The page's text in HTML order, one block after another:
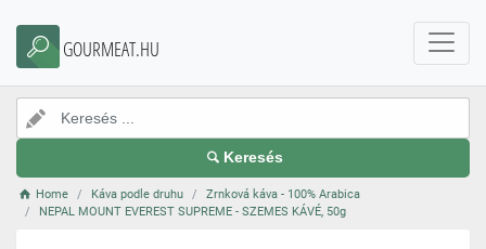
GOURMEAT.HU
Keresés
Home Káva podle druhu
Zrnková káva - 100% Arabica
NEPAL MOUNT EVEREST SUPREME - SZEMES KÁVÉ, 50g